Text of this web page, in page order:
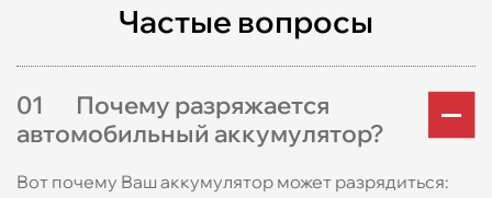
Частые вопросы
01
Почему разряжается
автомобильный аккумулятор?
Вот почему Ваш аккумулятор может разрядиться: